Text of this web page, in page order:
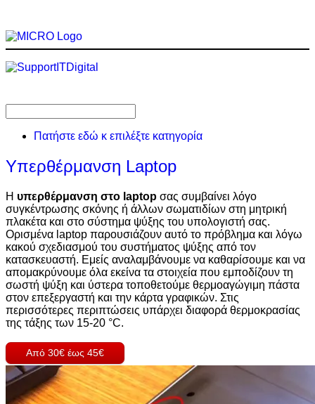
Πατήστε εδώ κ επιλέξτε κατηγορία
Υπερθέρμανση Laptop
Η υπερθέρμανση στο laptop σας συμβαίνει λόγο
συγκέντρωσης σκόνης ή άλλων σωματιδίων στη μητρική
πλακέτα και στο σύστημα ψύξης του υπολογιστή σας.
Ορισμένα laptop παρουσιάζουν αυτό το πρόβλημα και λόγω
κακού σχεδιασμού του συστήματος ψύξης από τον
κατασκευαστή. Εμείς αναλαμβάνουμε να καθαρίσουμε και να
απομακρύνουμε όλα εκείνα τα στοιχεία που εμποδίζουν τη
σωστή ψύξη και ύστερα τοποθετούμε θερμοαγώγιμη πάστα
στον επεξεργαστή και την κάρτα γραφικών. Στις
περισσότερες περιπτώσεις υπάρχει διαφορά θερμοκρασίας
της τάξης των 15-20 °C.
Από 30€ έως 45€